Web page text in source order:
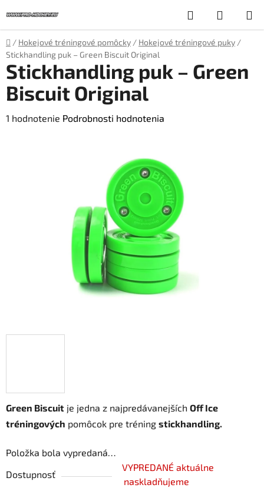
na
obsah
Hľadať
KOŠÍK
Domov
/ Hokejové tréningové pomôcky / Hokejové tréningové puky /
Stickhandling puk – Green Biscuit Original
Green Biscuit je jedna z najpredávanejších Off Ice
tréningových pomôcok pre tréning stickhandling.
Položka bola vypredaná…
Dostupnosť
VYPREDANÉ aktuálne
naskladňujeme
Stickhandling puk – Green
Biscuit Original
Priemerné
1 hodnotenie Podrobnosti hodnotenia